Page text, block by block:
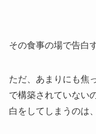
その食事の場で告白
ただ、あまりにも焦
で構築されていない
白をしてしまうのは